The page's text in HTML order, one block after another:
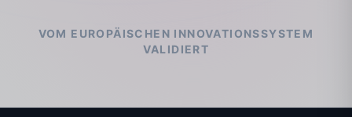
VOM EUROPÄISCHEN INNOVATIONSSYSTEM
VALIDIERT